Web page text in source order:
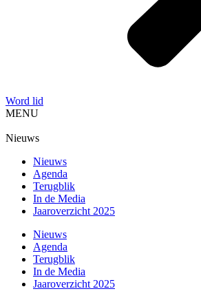
Word lid
MENU
Nieuws
Nieuws
Agenda
Terugblik
In de Media
Jaaroverzicht 2025
Nieuws
Agenda
Terugblik
In de Media
Jaaroverzicht 2025